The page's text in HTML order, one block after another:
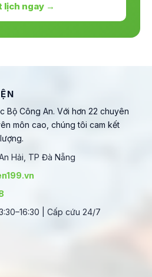
lịch ngay →
Bộ Công An. Với hơn 22 chuyên
môn cao, chúng tôi cam kết
Hải, TP Đà Nẵng
| Cấp cứu 24/7